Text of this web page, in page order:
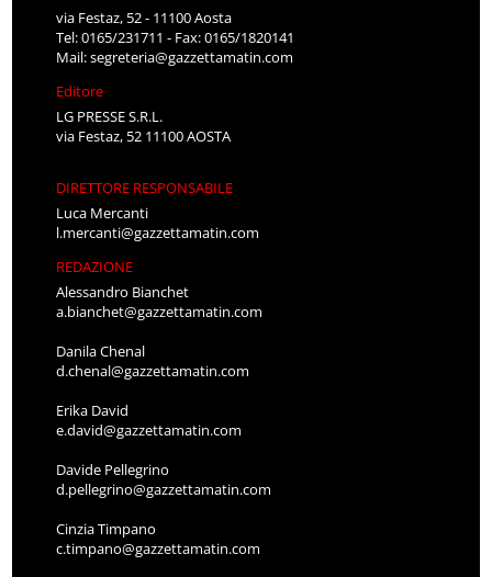
via Festaz, 52 - 11100 Aosta
Tel: 0165/231711 - Fax: 0165/1820141
Mail:segreteria@gazzettamatin.com
Editore
LG PRESSE S.R.L.
via Festaz, 52 11100 AOSTA
DIRETTORE RESPONSABILE
Luca Mercanti
l.mercanti@gazzettamatin.com
REDAZIONE
Alessandro Bianchet
a.bianchet@gazzettamatin.com
Danila Chenal
d.chenal@gazzettamatin.com
Erika David
e.david@gazzettamatin.com
Davide Pellegrino
d.pellegrino@gazzettamatin.com
Cinzia Timpano
c.timpano@gazzettamatin.com